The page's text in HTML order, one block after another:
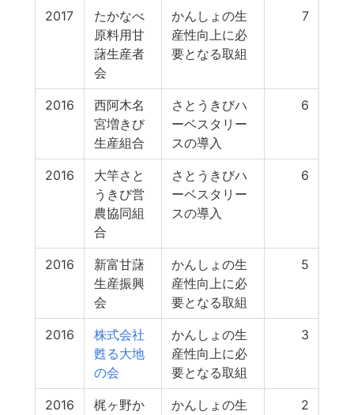
2017
たかなべ
原料用甘
藷生産者
会
かんしょの生
産性向上に必
要となる取組
7
2016
西阿木名
宮増きび
生産組合
さとうきびハ
ーベスタリー
スの導入
6
2016
大竿さと
うきび営
農協同組
合
さとうきびハ
ーベスタリー
スの導入
6
2016
新富甘藷
生産振興
会
かんしょの生
産性向上に必
要となる取組
5
2016
株式会社
甦る大地
の会
かんしょの生
産性向上に必
要となる取組
3
2016
梶ヶ野か
かんしょの生
2